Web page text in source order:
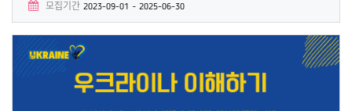
모집기간 2023-09-01 ~ 2025-06-30
학습기간2023-09-01 ~ 2025-06-30 수료증Yes